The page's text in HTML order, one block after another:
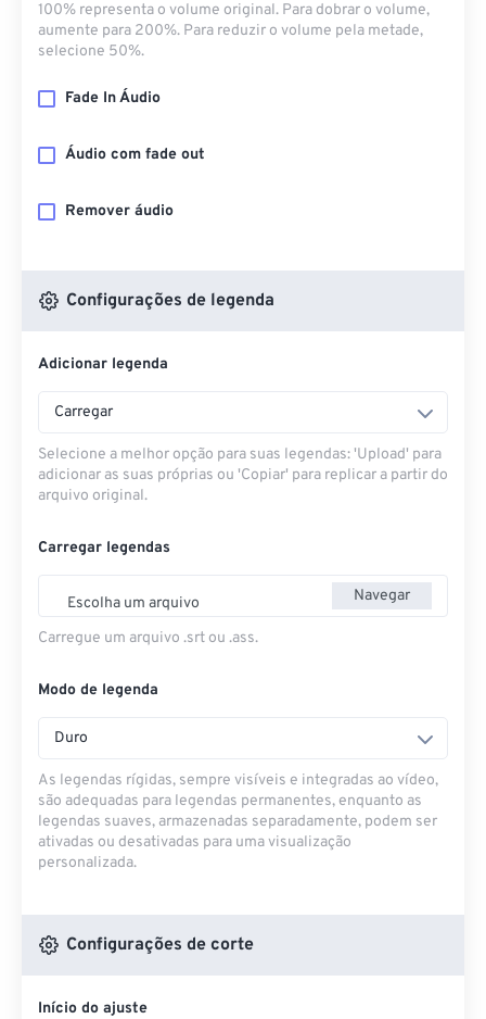
100% representa o volume original. Para dobrar o volume,
aumente para 200%. Para reduzir o volume pela metade,
selecione 50%.
Fade In Áudio
Áudio com fade out
Remover áudio
Configurações de legenda
Adicionar legenda
Carregar
Selecione a melhor opção para suas legendas: 'Upload' para
adicionar as suas próprias ou 'Copiar' para replicar a partir do
arquivo original.
Carregar legendas
Escolha um arquivo Navegar
Carregue um arquivo .srt ou .ass.
Modo de legenda
Duro
As legendas rígidas, sempre visíveis e integradas ao vídeo,
são adequadas para legendas permanentes, enquanto as
legendas suaves, armazenadas separadamente, podem ser
ativadas ou desativadas para uma visualização
personalizada.
Configurações de corte
Início do ajuste